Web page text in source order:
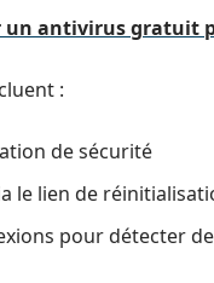
antivirus gratuit
:
de sécurité
le lien de
pour détecter